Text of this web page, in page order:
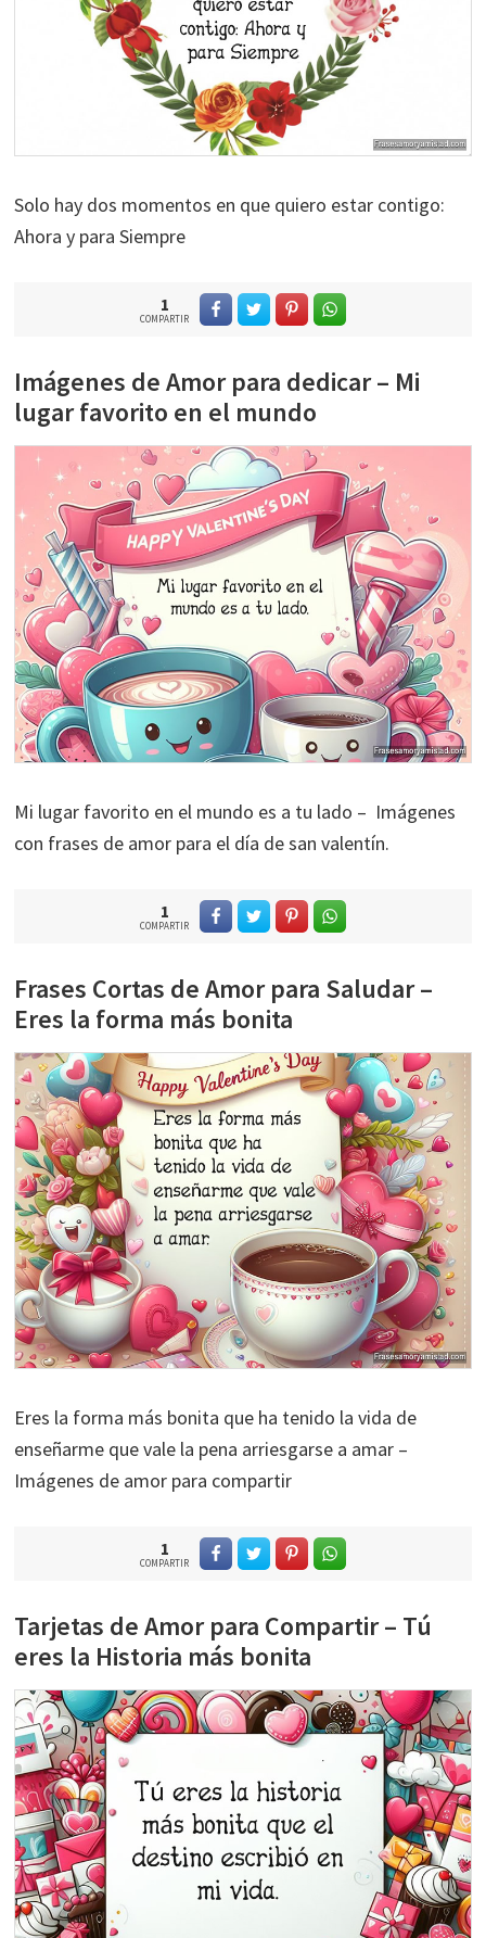
Solo hay dos momentos en que quiero estar contigo:
Ahora y para Siempre
1
COMPARTIR
Imágenes de Amor para dedicar – Mi
lugar favorito en el mundo
Mi lugar favorito en el mundo es a tu lado – Imágenes
con frases de amor para el día de san valentín.
1
COMPARTIR
Frases Cortas de Amor para Saludar –
Eres la forma más bonita
Eres la forma más bonita que ha tenido la vida de
enseñarme que vale la pena arriesgarse a amar –
Imágenes de amor para compartir
1
COMPARTIR
Tarjetas de Amor para Compartir – Tú
eres la Historia más bonita